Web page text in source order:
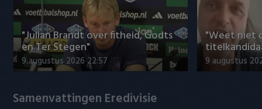
"Julian Brandt over fitheid, Godts
en Ter Stegen"
9 augustus 2026 22:57
"Weet niet
9 augustus
Samenvattingen Eredivisie